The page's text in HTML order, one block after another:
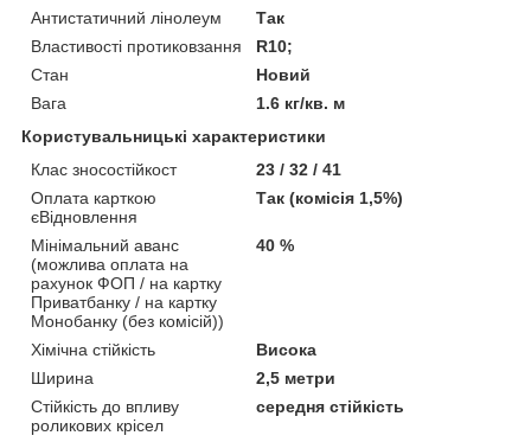
Антистатичний лінолеум
Так
Властивості протиковзання
R10;
Стан
Новий
Вага
1.6 кг/кв. м
Користувальницькі характеристики
Клас зносостійкост
23 / 32 / 41
Оплата карткою
єВідновлення
Так (комісія 1,5%)
Мінімальний аванс
(можлива оплата на
рахунок ФОП / на картку
Приватбанку / на картку
Монобанку (без комісій))
40 %
Хімічна стійкість
Висока
Ширина
2,5 метри
Стійкість до впливу
роликових крісел
середня стійкість